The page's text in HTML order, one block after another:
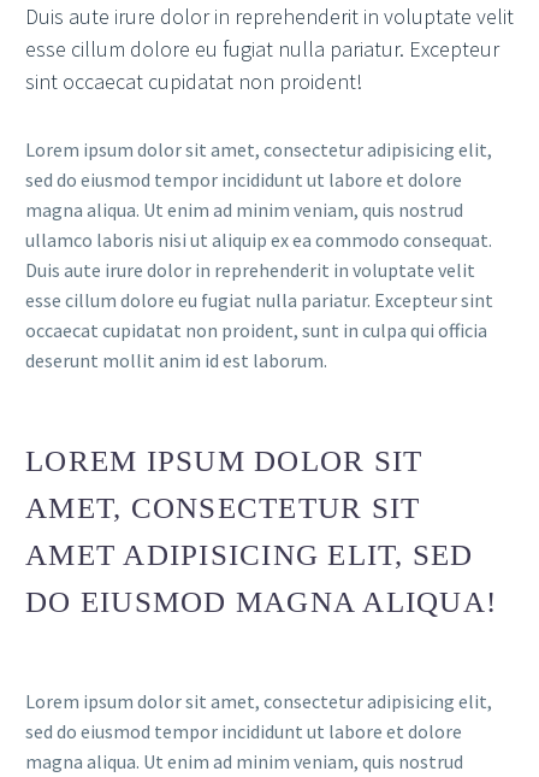
Duis aute irure dolor in reprehenderit in voluptate velit
esse cillum dolore eu fugiat nulla pariatur. Excepteur
sint occaecat cupidatat non proident!
Lorem ipsum dolor sit amet, consectetur adipisicing elit,
sed do eiusmod tempor incididunt ut labore et dolore
magna aliqua. Ut enim ad minim veniam, quis nostrud
ullamco laboris nisi ut aliquip ex ea commodo consequat.
Duis aute irure dolor in reprehenderit in voluptate velit
esse cillum dolore eu fugiat nulla pariatur. Excepteur sint
occaecat cupidatat non proident, sunt in culpa qui officia
deserunt mollit anim id est laborum.
LOREM IPSUM DOLOR SIT
AMET, CONSECTETUR SIT
AMET ADIPISICING ELIT, SED
DO EIUSMOD MAGNA ALIQUA!
Lorem ipsum dolor sit amet, consectetur adipisicing elit,
sed do eiusmod tempor incididunt ut labore et dolore
magna aliqua. Ut enim ad minim veniam, quis nostrud